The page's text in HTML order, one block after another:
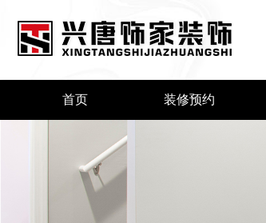
首页 装修预约